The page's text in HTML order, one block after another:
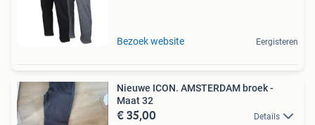
Bezoek website Eergisteren
Nieuwe ICON. AMSTERDAM broek -
Maat 32
€ 35,00 Details